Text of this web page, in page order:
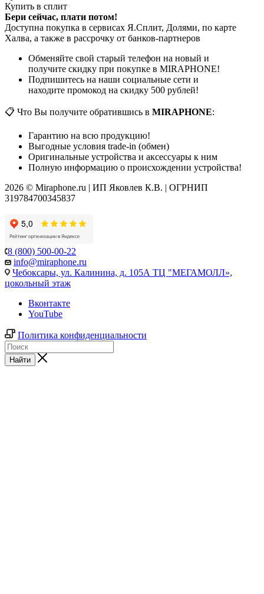
Купить в сплит
Бери сейчас, плати потом!
Доступна покупка в сервисах Я.Сплит, Долями, по карте
Халва, а также в рассрочку от банков-партнеров
Обменяйте свой старый телефон на новый и
получите скидку при покупке в MIRAPHONE!
Подпишитесь на наши социальные сети и
находите промокод на скидку 500 рублей!
📋 Что Вы получите обратившись в MIRAPHONE:
Гарантию на всю продукцию!
Выгодные условия trade-in (обмен)
Оригинальные устройства и аксессуары к ним
Полную информацию о происхождении устройства!
2026 © Miraphone.ru | ИП Яковлев К.В. | ОГРНИП
319784700345837
8 (800) 500-00-22
info@miraphone.ru
Чебоксары, ул. Калинина, д. 105А ТЦ "МЕГАМОЛЛ»,
цокольный этаж
Вконтакте
YouTube
Политика конфиденциальности
Найти